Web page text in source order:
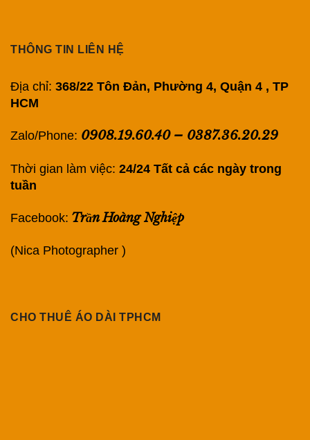
THÔNG TIN LIÊN HỆ
Địa chỉ: 368/22 Tôn Đản, Phường 4, Quận 4 , TP
HCM
Zalo/Phone: 0908.19.60.40– 0387.36.20.29
Thời gian làm việc: 24/24 Tất cả các ngày trong
tuần
Facebook: Trần Hoàng Nghiệp
(Nica Photographer )
CHO THUÊ ÁO DÀI TPHCM